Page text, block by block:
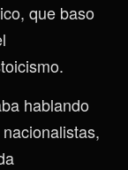
que baso
hablando